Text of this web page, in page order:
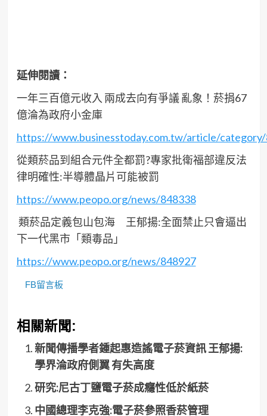
延伸閱讀：
一年三百億元收入 兩成去向有爭議 亂象！菸捐67
億淪為政府小金庫
https://www.businesstoday.com.tw/article/
從類菸品到組合元件全都罰?專家批衛福部違反法
律明確性:半導體晶片可能被罰
https://www.peopo.org/news/848338
類菸品定義包山包海 王郁揚:全面禁止只會逼出
下一代黑市「類毒品」
https://www.peopo.org/news/848927
FB留言板
相關新聞:
新聞傳播學者鍾起惠造謠電子菸資訊 王郁揚:
學界淪政府側翼 有失高度
研究:尼古丁鹽電子菸成癮性低於紙菸
中國總理李克強:電子菸參照香菸管理